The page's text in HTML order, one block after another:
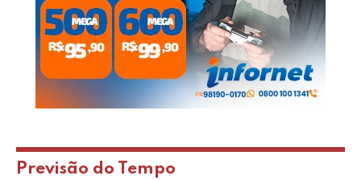
Previsão do Tempo